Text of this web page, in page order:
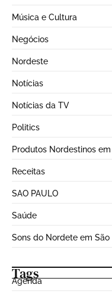
Música e Cultura
Negócios
Nordeste
Notícias
Notícias da TV
Politics
Produtos Nordestinos
Receitas
SAO PAULO
Saúde
Sons do Nordete em São
Tags
Agenda